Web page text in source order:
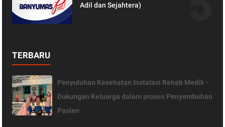
Adil dan Sejahtera)
TERBARU
Penyuluhan Kesehatan Instalasi Rehab Medik -
Dukungan Keluarga dalam proses Penyembuhan
Pasien